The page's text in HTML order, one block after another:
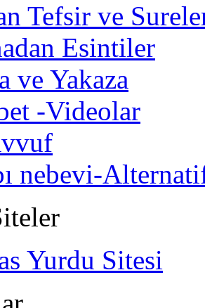
Tefsir ve
Esintiler
ve Yakaza
-Videolar
nebevi-
Yurdu Sitesi